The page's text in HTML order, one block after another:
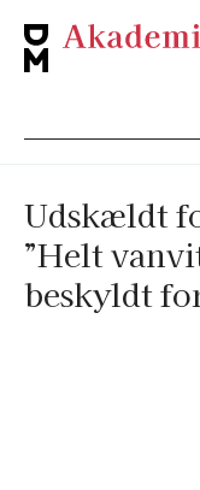
Udskældt
”Helt
beskyldt